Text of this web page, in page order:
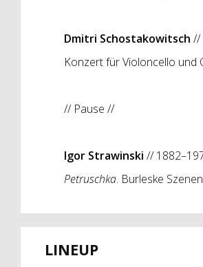
Dmitri Schostakowitsch //
Konzert für Violoncello und
// Pause //
Igor Strawinski //
Petruschka. Burleske
LINEUP